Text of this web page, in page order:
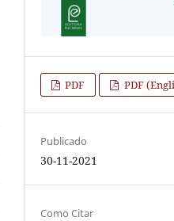
PDF PDF
Publicado
30-11-2021
Como Citar